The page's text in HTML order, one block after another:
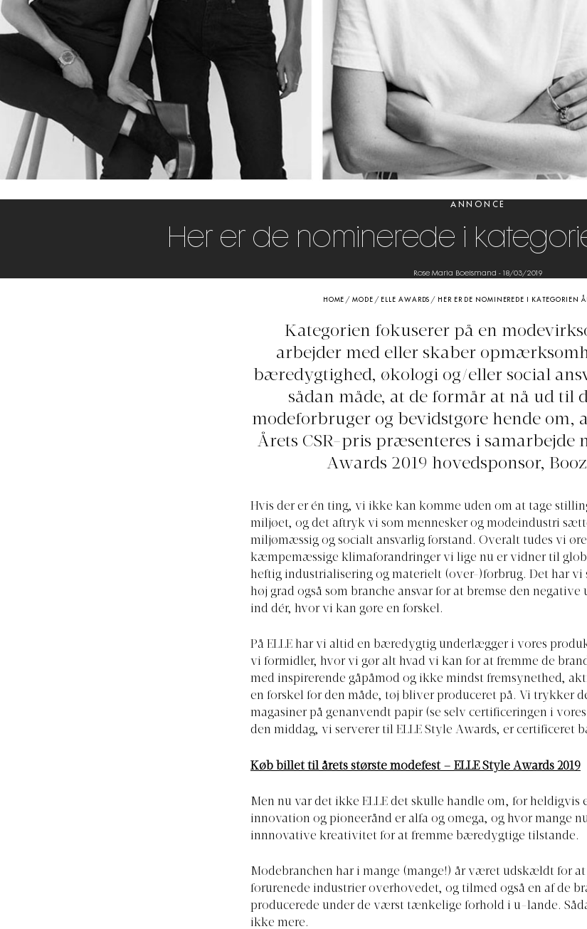
ANNONCE
Her er de nominerede i
Rose Maria Boelsmand - 18/03/2019
HOME /MODE / ELLE AWARDS / HER ER DE NOMINEREDE I KATEGORIEN
Kategorien fokuserer på en
arbejder med eller skaber
bæredygtighed, økologi og/eller social
sådan måde, at de formår at nå ud til
modeforbruger og bevidstgøre hende om,
Årets CSR-pris præsenteres i samarbejde
Awards 2019 hovedsponsor,
Hvis der er én ting, vi ikke kan komme uden om at tage
miljøet, og det aftryk vi som mennesker og modeindustri
miljømæssig og socialt ansvarlig forstand. Overalt tudes vi
kæmpemæssige klimaforandringer vi lige nu er vidner til
heftig industrialisering og materielt (over-)forbrug. Det har vi
høj grad også som branche ansvar for at bremse den
ind dér, hvor vi kan gøre en forskel.
På ELLE har vi altid en bæredygtig underlægger i vores
vi formidler, hvor vi gør alt hvad vi kan for at fremme de
med inspirerende gåpåmod og ikke mindst fremsynethed,
en forskel for den måde, tøj bliver produceret på. Vi trykker
magasiner på genanvendt papir (se selv certificeringen i
den middag, vi serverer til ELLE Style Awards, er certificeret
Køb billet til årets største modefest – ELLE Style Awards 2019
Men nu var det ikke ELLE det skulle handle om, for heldigvis
innovation og pioneerånd er alfa og omega, og hvor mange
innnovative kreativitet for at fremme bæredygtige tilstande.
Modebranchen har i mange (mange!) år været udskældt for
forurenede industrier overhovedet, og tilmed også en af de
producerede under de værst tænkelige forhold i u-lande.
ikke mere.